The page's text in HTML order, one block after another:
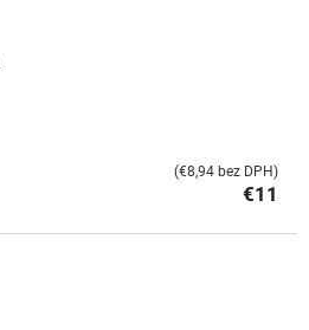
€11
(€8,94 bez DPH)